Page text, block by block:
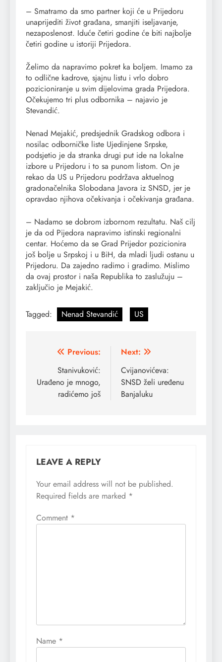
– Smatramo da smo partner koji će u Prijedoru
unaprijediti život građana, smanjiti iseljavanje,
nezaposlenost. Iduće četiri godine će biti najbolje
četiri godine u istoriji Prijedora.
Želimo da napravimo pokret ka boljem. Imamo za
to odlične kadrove, sjajnu listu i vrlo dobro
pozicioniranje u svim dijelovima grada Prijedora.
Očekujemo tri plus odbornika – najavio je
Stevandić.
Nenad Mejakić, predsjednik Gradskog odbora i
nosilac odborničke liste Ujedinjene Srpske,
podsjetio je da stranka drugi put ide na lokalne
izbore u Prijedoru i to sa punom listom. On je
rekao da US u Prijedoru podržava aktuelnog
gradonačelnika Slobodana Javora iz SNSD, jer je
opravdao njihova očekivanja i očekivanja građana.
– Nadamo se dobrom izbornom rezultatu. Naš cilj
je da od Pijedora napravimo istinski regionalni
centar. Hoćemo da se Grad Prijedor pozicionira
još bolje u Srpskoj i u BiH, da mladi ljudi ostanu u
Prijedoru. Da zajedno radimo i gradimo. Mislimo
da ovaj prostor i naša Republika to zaslužuju –
zaključio je Mejakić.
Tagged: Nenad Stevandić US
Post
navigation
Previous:
Stanivuković:
Urađeno je mnogo,
radićemo još
Next:
Cvijanovićeva:
SNSD želi uređenu
Banjaluku
LEAVE A REPLY
Your email address will not be published.
Required fields are marked *
Comment *
Name *